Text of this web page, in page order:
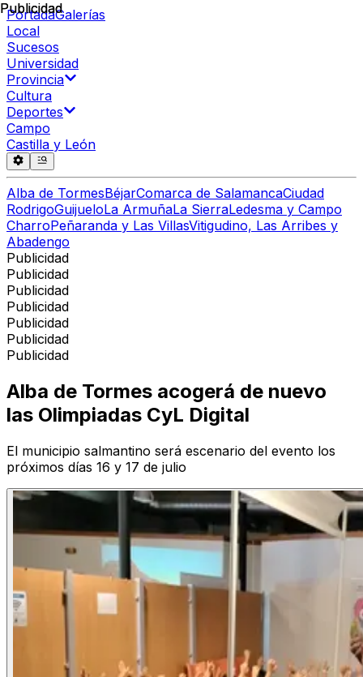
PortadaGalerías
Local
Sucesos
Universidad
Provincia
Cultura
Deportes
Campo
Castilla y León
Alba de TormesBéjarComarca de SalamancaCiudad
RodrigoGuijueloLa ArmuñaLa SierraLedesma y Campo
CharroPeñaranda y Las VillasVitigudino, Las Arribes y
Abadengo
Publicidad
Publicidad
Publicidad
Publicidad
Publicidad
Publicidad
Publicidad
Publicidad
Alba de Tormes acogerá de nuevo
las Olimpiadas CyL Digital
El municipio salmantino será escenario del evento los
próximos días 16 y 17 de julio
Publicidad